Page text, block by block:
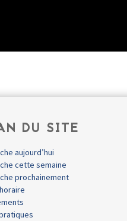
DU SITE
aujourd’hui
cette semaine
prochainement